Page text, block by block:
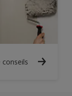
conseils